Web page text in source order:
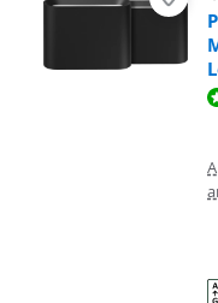
La note est de 8,6 sur 10,